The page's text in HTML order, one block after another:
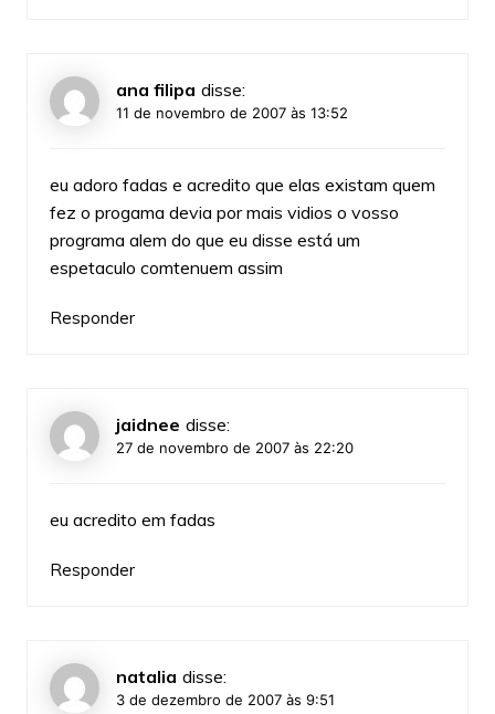
ana filipa disse:
11 de novembro de 2007 às 13:52
eu adoro fadas e acredito que elas existam quem
fez o progama devia por mais vidios o vosso
programa alem do que eu disse está um
espetaculo comtenuem assim
Responder
jaidnee disse:
27 de novembro de 2007 às 22:20
eu acredito em fadas
Responder
natalia disse:
3 de dezembro de 2007 às 9:51